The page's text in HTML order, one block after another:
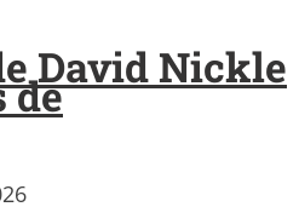
David Nickle
de